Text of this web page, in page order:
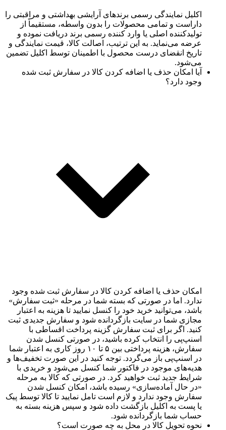
اکلیل نمایندگی رسمی برندهای آرایشی بهداشتی و مراقبتی را
داراست و تمامی محصولات را بدون واسطه، مستقیماً از
تولیدکننده اصلی یا وارد کننده رسمی برند دریافت نموده و
عرضه می‌نماید. به این ترتیب، اصالت کالا، قیمت نمایندگی و
تاریخ انقضای درست محصول با اطمینان توسط اکلیل تضمین
می‌شود.
آیا امکان حذف یا اضافه کردن کالا در سفارش ثبت شده
وجود دارد؟
امکان حذف یا اضافه کردن کالا در سفارش ثبت شده وجود
ندارد. اما در صورتی که بسته شما در مرحله «ثبت سفارش»
باشد، می‌توانید خرید خود را کنسل نمایید تا هزینه به اعتبار
مجازی شما در سایت بازگردانده شود و سفارش جدیدی ثبت
کنید. اگر برای ثبت سفارش گزینه پرداخت اقساطی با
اسنپ‌پی را انتخاب کرده باشید، در صورتی کنسل شدن
سفارش، هزینه پرداختی بین ۵ تا ۱۰ روز کاری به اعتبار شما
در اسنپ‌پی باز‌ می‌گردد. توجه کنید در این صورت تخفیف‌ها و
هدیه‌های موجود در فاکتور شما کنسل می‌شود و خریدی با
شرایط جدید ثبت خواهید کرد. در صورتی که کالا به مرحله
«در حال آماده‌سازی» رسیده باشد، امکان کنسل شدن
سفارش وجود ندارد و لازم است تامل نمایید تا کالا توسط پیک
یا پست به اکلیل بازگشت داده شود و سپس هزینه بسته به
حساب شما بازگردانده شود.
نحوه تحویل کالا در محل به چه صورت است؟